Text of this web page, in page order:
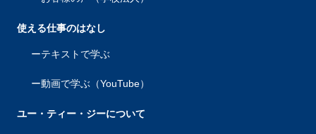
使える仕事のはなし
テキストで学ぶ
動画で学ぶ（YouTube）
ユー・ティー・ジーについて